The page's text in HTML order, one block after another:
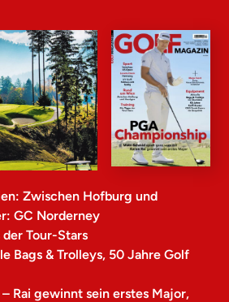
Zwischen Hofburg und
GC Norderney
Tour-Stars
Bags & Trolleys, 50 Jahre Golf
Rai gewinnt sein erstes Major,